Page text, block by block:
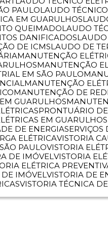
PAULO LAUDO
EM GUARULHOS
QUEIMADO LAUDO
DANIFICADOS
DE ICMS LAUDO DE
MANUTENÇÃO
MANUTENÇÃO
EM SÃO PAULO
MANUTENÇÃO
MANUTENÇÃO DE
GUARULHOS
PRONTUÁRIO
EM GUARULHOS
DE ENERGIA
ELÉTRICA VISTORIA
PAULO VISTORIA
DE IMÓVEL VISTORIA
ELÉTRICA
DE IMÓVEL VISTORIA DE
VISTORIA TÉCNICA